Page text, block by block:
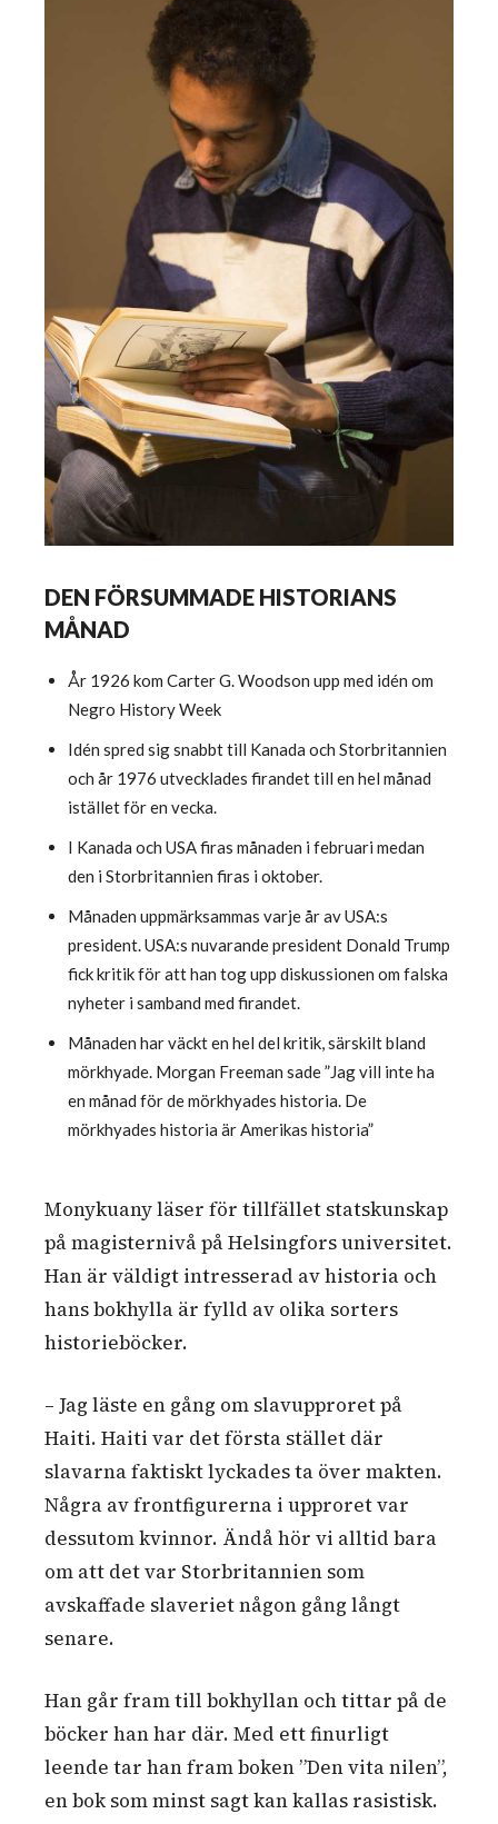
DEN FÖRSUMMADE HISTORIANS
MÅNAD
År 1926 kom Carter G. Woodson upp med idén om
Negro History Week
Idén spred sig snabbt till Kanada och Storbritannien
och år 1976 utvecklades firandet till en hel månad
istället för en vecka.
I Kanada och USA firas månaden i februari medan
den i Storbritannien firas i oktober.
Månaden uppmärksammas varje år av USA:s
president. USA:s nuvarande president Donald Trump
fick kritik för att han tog upp diskussionen om falska
nyheter i samband med firandet.
Månaden har väckt en hel del kritik, särskilt bland
mörkhyade. Morgan Freeman sade ”Jag vill inte ha
en månad för de mörkhyades historia. De
mörkhyades historia är Amerikas historia”
Monykuany läser för tillfället statskunskap
på magisternivå på Helsingfors universitet.
Han är väldigt intresserad av historia och
hans bokhylla är fylld av olika sorters
historieböcker.
– Jag läste en gång om slavupproret på
Haiti. Haiti var det första stället där
slavarna faktiskt lyckades ta över makten.
Några av frontfigurerna i upproret var
dessutom kvinnor. Ändå hör vi alltid bara
om att det var Storbritannien som
avskaffade slaveriet någon gång långt
senare.
Han går fram till bokhyllan och tittar på de
böcker han har där. Med ett finurligt
leende tar han fram boken ”Den vita nilen”,
en bok som minst sagt kan kallas rasistisk.